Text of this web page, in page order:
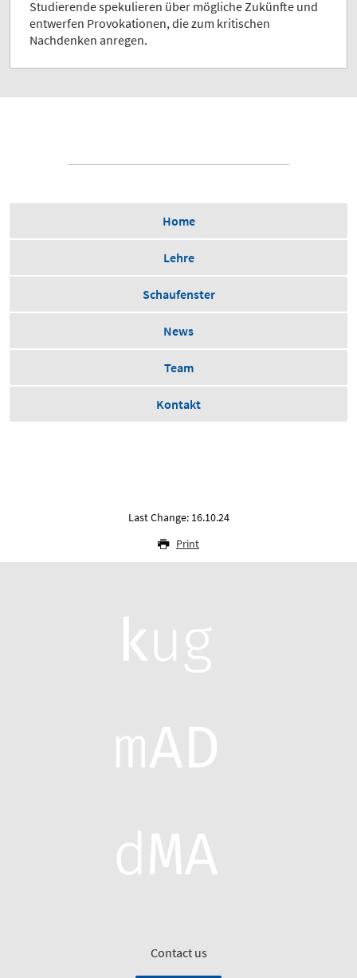
Studierende spekulieren über mögliche Zukünfte und
entwerfen Provokationen, die zum kritischen
Nachdenken anregen.
Home
Lehre
Schaufenster
News
Team
Kontakt
Last Change: 16.10.24
Print
Contact us